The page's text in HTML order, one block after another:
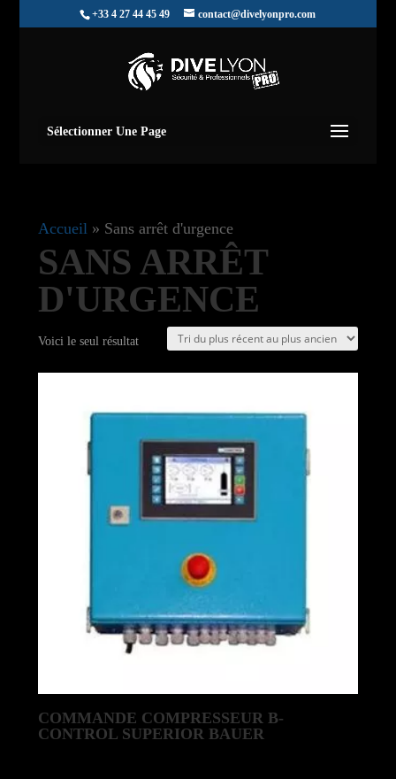
+33 4 27 44 45 49 contact@divelyonpro.com
Sélectionner Une Page
Accueil» Sans arrêt d'urgence
SANS ARRÊT
D'URGENCE
Voici le seul résultat
COMMANDE COMPRESSEUR B-
CONTROL SUPERIOR BAUER